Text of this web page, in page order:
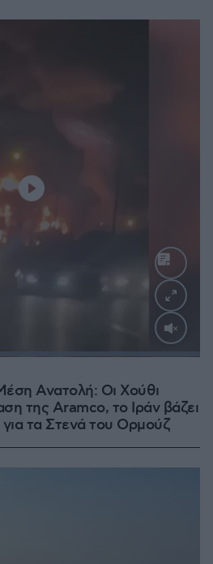
Ανατολή: Οι Χούθι
της Aramco, το Ιράν βάζει
τα Στενά του Ορμούζ